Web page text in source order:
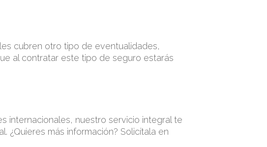
cubren otro tipo de eventualidades,
al contratar este tipo de seguro estarás
internacionales, nuestro servicio integral te
¿Quieres más información? Solicítala en